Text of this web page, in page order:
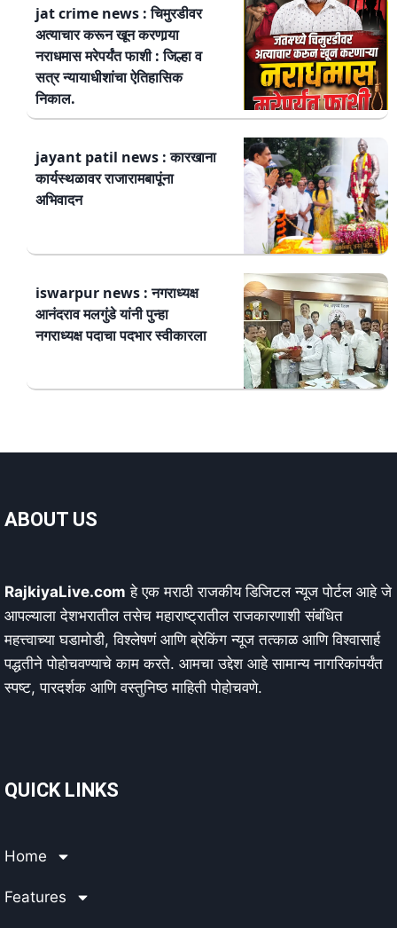
jat crime news : चिमुरडीवर
अत्याचार करून खून करणार्‍या
नराधमास मरेपर्यंत फाशी : जिल्हा व
सत्र न्यायाधीशांचा ऐतिहासिक
निकाल.
jayant patil news : कारखाना
कार्यस्थळावर राजारामबापूंना
अभिवादन
iswarpur news : नगराध्यक्ष
आनंदराव मलगुंडे यांनी पुन्हा
नगराध्यक्ष पदाचा पदभार स्वीकारला
ABOUT US
RajkiyaLive.com हे एक मराठी राजकीय डिजिटल न्यूज पोर्टल आहे जे
आपल्याला देशभरातील तसेच महाराष्ट्रातील राजकारणाशी संबंधित
महत्त्वाच्या घडामोडी, विश्लेषणं आणि ब्रेकिंग न्यूज तत्काळ आणि विश्वासार्ह
पद्धतीने पोहोचवण्याचे काम करते. आमचा उद्देश आहे सामान्य नागरिकांपर्यंत
स्पष्ट, पारदर्शक आणि वस्तुनिष्ठ माहिती पोहोचवणे.
QUICK LINKS
Home
Features